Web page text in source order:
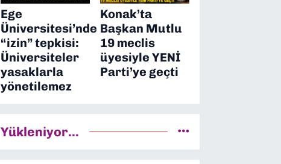
Ege
Üniversitesi’nde
“izin” tepkisi:
Üniversiteler
yasaklarla
yönetilemez
Konak’ta
Başkan Mutlu
19 meclis
üyesiyle YENİ
Parti’ye geçti
Yükleniyor...